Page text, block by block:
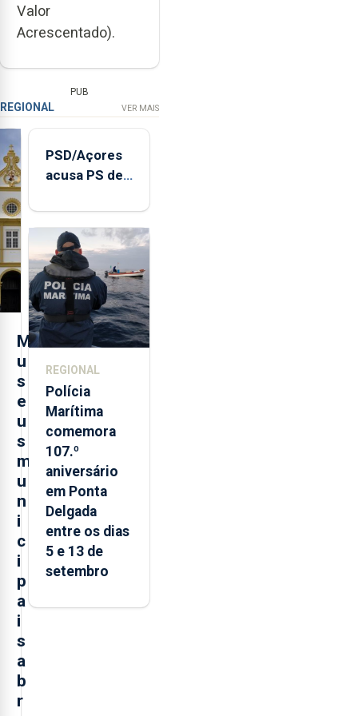
Valor
Acrescentado).
PUB
REGIONAL VER MAIS
M
u
s
e
u
s
m
u
n
i
c
i
p
a
i
s
a
b
r
PSD/Açores
acusa PS de
contraditória"
sobre
evolução
turística
REGIONAL
Polícia
Marítima
comemora
107.º
aniversário
em Ponta
Delgada
entre os dias
5 e 13 de
setembro